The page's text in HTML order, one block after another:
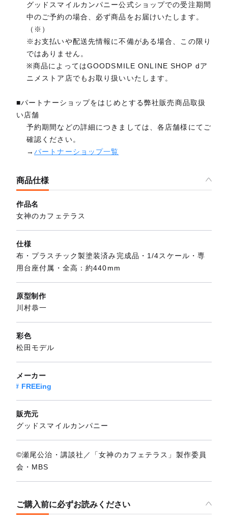
グッドスマイルカンパニー公式ショップでの受注期間
中のご予約の場合、必ず商品をお届けいたします。
（※）
※お支払いや配送先情報に不備がある場合、この限り
ではありません。
※商品によってはGOODSMILE ONLINE SHOP dア
ニメストア店でもお取り扱いいたします。
■パートナーショップをはじめとする弊社販売商品取扱
い店舗
予約期間などの詳細につきましては、各店舗様にてご
確認ください。
→パートナーショップ一覧
商品仕様
作品名
女神のカフェテラス
仕様
布・プラスチック製塗装済み完成品・1/4スケール・専
用台座付属・全高：約440mm
原型制作
川村恭一
彩色
松田モデル
メーカー
FREEing
販売元
グッドスマイルカンパニー
©瀬尾公治・講談社／「女神のカフェテラス」製作委員
会・MBS
ご購入前に必ずお読みください